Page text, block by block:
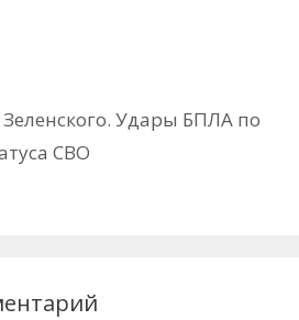
Удары БПЛА по
СВО